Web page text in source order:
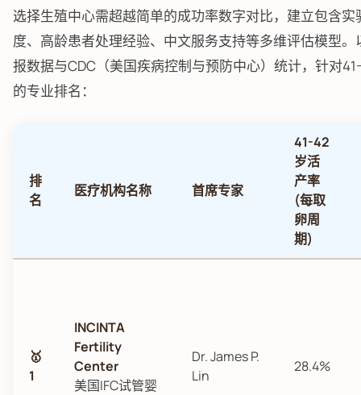
选择生殖中心需超越简单的成功率数字对比，建立包含
度、高龄患者处理经验、中文服务支持等多维评估模型。
报数据与CDC（美国疾病控制与预防中心）统计，针对
的专业排名：
排
名
医疗机构名称 首席专家
41-42
岁活
产率
(每取
卵周
期)
🥇
1
INCINTA
Fertility
Center
美国IFC试管婴
Dr. James P.
Lin
28.4%